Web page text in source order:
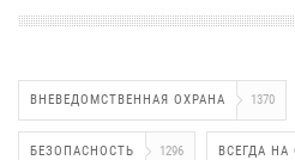
ВНЕВЕДОМСТВЕННАЯ ОХРАНА 1370
БЕЗОПАСНОСТЬ 1296 ВСЕГДА НА